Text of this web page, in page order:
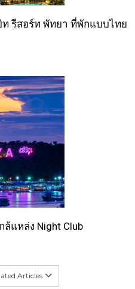
ท รีสอร์ท พัทยา ที่พักแบบไทย
แหล่ง Night Club
Articles